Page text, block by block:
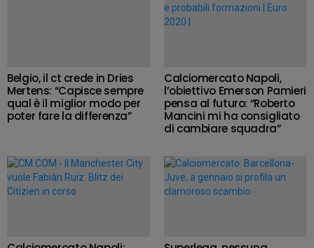
Belgio, il ct crede in Dries
Mertens: “Capisce sempre
qual è il miglior modo per
poter fare la differenza”
Calciomercato Napoli,
l’obiettivo Emerson Pamieri
pensa al futuro: “Roberto
Mancini mi ha consigliato
di cambiare squadra”